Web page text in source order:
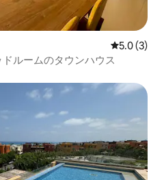
レビュー3
5.0 (3)
ルームのタウンハウス